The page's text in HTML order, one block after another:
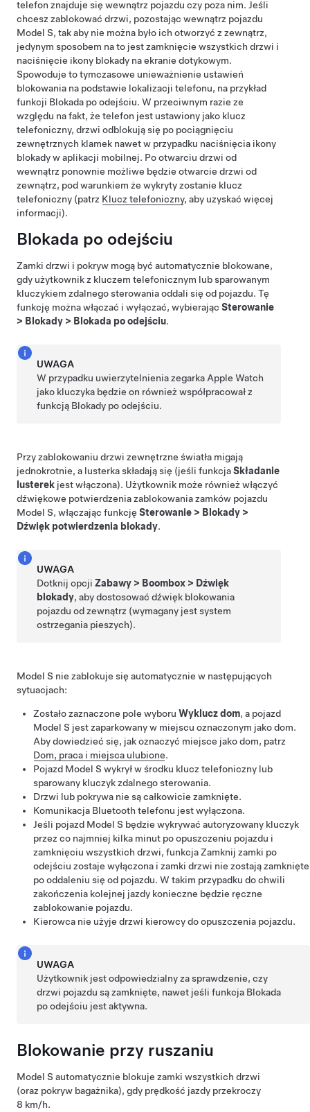
telefon znajduje się wewnątrz pojazdu czy poza nim. Jeśli
chcesz zablokować drzwi, pozostając wewnątrz pojazdu
Model S, tak aby nie można było ich otworzyć z zewnątrz,
jedynym sposobem na to jest zamknięcie wszystkich drzwi i
naciśnięcie ikony blokady na ekranie dotykowym.
Spowoduje to tymczasowe unieważnienie ustawień
blokowania na podstawie lokalizacji telefonu, na przykład
funkcji Blokada po odejściu. W przeciwnym razie ze
względu na fakt, że telefon jest ustawiony jako klucz
telefoniczny, drzwi odblokują się po pociągnięciu
zewnętrznych klamek nawet w przypadku naciśnięcia ikony
blokady w aplikacji mobilnej. Po otwarciu drzwi od
wewnątrz ponownie możliwe będzie otwarcie drzwi od
zewnątrz, pod warunkiem że wykryty zostanie klucz
telefoniczny (patrz Klucz telefoniczny, aby uzyskać więcej
informacji).
Blokada po odejściu
Zamki drzwi i pokryw mogą być automatycznie blokowane,
gdy użytkownik z kluczem telefonicznym lub sparowanym
kluczykiem zdalnego sterowania oddali się od pojazdu. Tę
funkcję można włączać i wyłączać, wybierając Sterowanie
> Blokady > Blokada po odejściu.
UWAGA
W przypadku uwierzytelnienia zegarka Apple Watch
jako kluczyka będzie on również współpracował z
funkcją Blokady po odejściu.
Przy zablokowaniu drzwi zewnętrzne światła migają
jednokrotnie, a lusterka składają się (jeśli funkcjaSkładanie
lusterek jest włączona). Użytkownik może również włączyć
dźwiękowe potwierdzenia zablokowania zamków pojazdu
Model S, włączając funkcję Sterowanie > Blokady >
Dźwięk potwierdzenia blokady.
UWAGA
Dotknij opcjiZabawy > Boombox > Dźwięk
blokady, aby dostosować dźwięk blokowania
pojazdu od zewnątrz (wymagany jest system
ostrzegania pieszych).
Model S nie zablokuje się automatycznie w następujących
sytuacjach:
Zostało zaznaczone pole wyboru Wyklucz dom, a pojazd
Model S jest zaparkowany w miejscu oznaczonym jako dom.
Aby dowiedzieć się, jak oznaczyć miejsce jako dom, patrz
Dom, praca i miejsca ulubione.
Pojazd Model S wykrył w środku klucz telefoniczny lub
sparowany kluczyk zdalnego sterowania.
Drzwi lub pokrywa nie są całkowicie zamknięte.
Komunikacja Bluetooth telefonu jest wyłączona.
Jeśli pojazd Model S będzie wykrywać autoryzowany kluczyk
przez co najmniej kilka minut po opuszczeniu pojazdu i
zamknięciu wszystkich drzwi, funkcja Zamknij zamki po
odejściu zostaje wyłączona i zamki drzwi nie zostają zamknięte
po oddaleniu się od pojazdu. W takim przypadku do chwili
zakończenia kolejnej jazdy konieczne będzie ręczne
zablokowanie pojazdu.
Kierowca nie użyje drzwi kierowcy do opuszczenia pojazdu.
UWAGA
Użytkownik jest odpowiedzialny za sprawdzenie, czy
drzwi pojazdu są zamknięte, nawet jeśli funkcja Blokada
po odejściu jest aktywna.
Blokowanie przy ruszaniu
Model S automatycznie blokuje zamki wszystkich drzwi
(oraz pokryw bagażnika), gdy prędkość jazdy przekroczy
8 km/h.